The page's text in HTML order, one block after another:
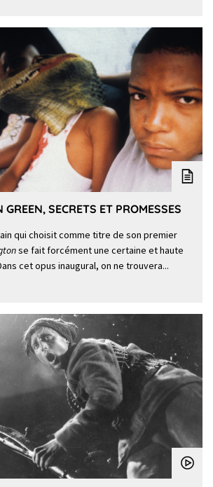
GREEN, SECRETS ET PROMESSES
qui choisit comme titre de son premier
se fait forcément une certaine et haute
cet opus inaugural, on ne trouvera...